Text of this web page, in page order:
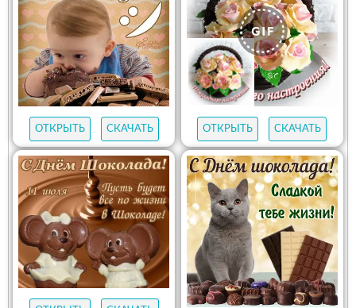
ОТКРЫТЬ СКАЧАТЬ ОТКРЫТЬ СКАЧАТЬ